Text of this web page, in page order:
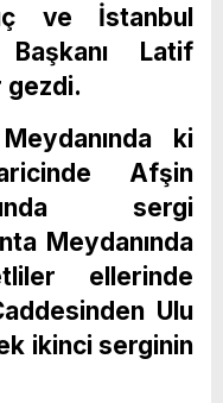
ve İstanbul
Başkanı Latif
gezdi.
ki
Afşin
sergi
Meydanında
ellerinde
Ulu
ikinci serginin